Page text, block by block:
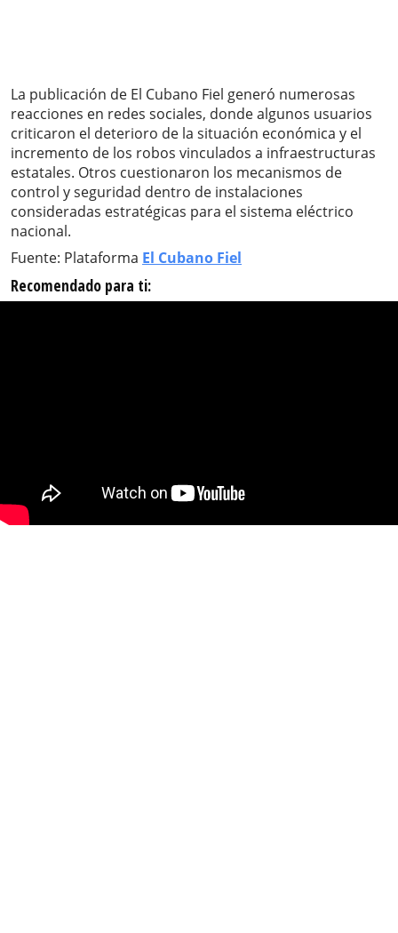
La publicación de El Cubano Fiel generó numerosas
reacciones en redes sociales, donde algunos usuarios
criticaron el deterioro de la situación económica y el
incremento de los robos vinculados a infraestructuras
estatales. Otros cuestionaron los mecanismos de
control y seguridad dentro de instalaciones
consideradas estratégicas para el sistema eléctrico
nacional.
Fuente: Plataforma El Cubano Fiel
Recomendado para ti: